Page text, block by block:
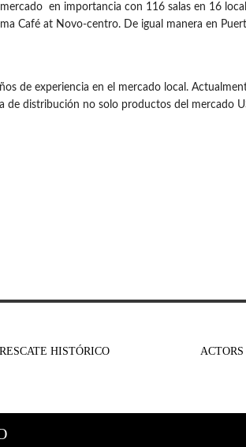
en importancia con 116 salas en 16
Café at Novo-centro. De igual manera en
de experiencia en el mercado local.
de distribución no solo productos del mercado
HISTÓRICO